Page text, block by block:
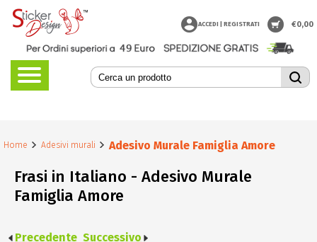
Home Adesivi murali Adesivo Murale Famiglia Amore
Frasi in Italiano - Adesivo Murale
Famiglia Amore
Precedente Successivo
ACCEDI | REGISTRATI €0,00